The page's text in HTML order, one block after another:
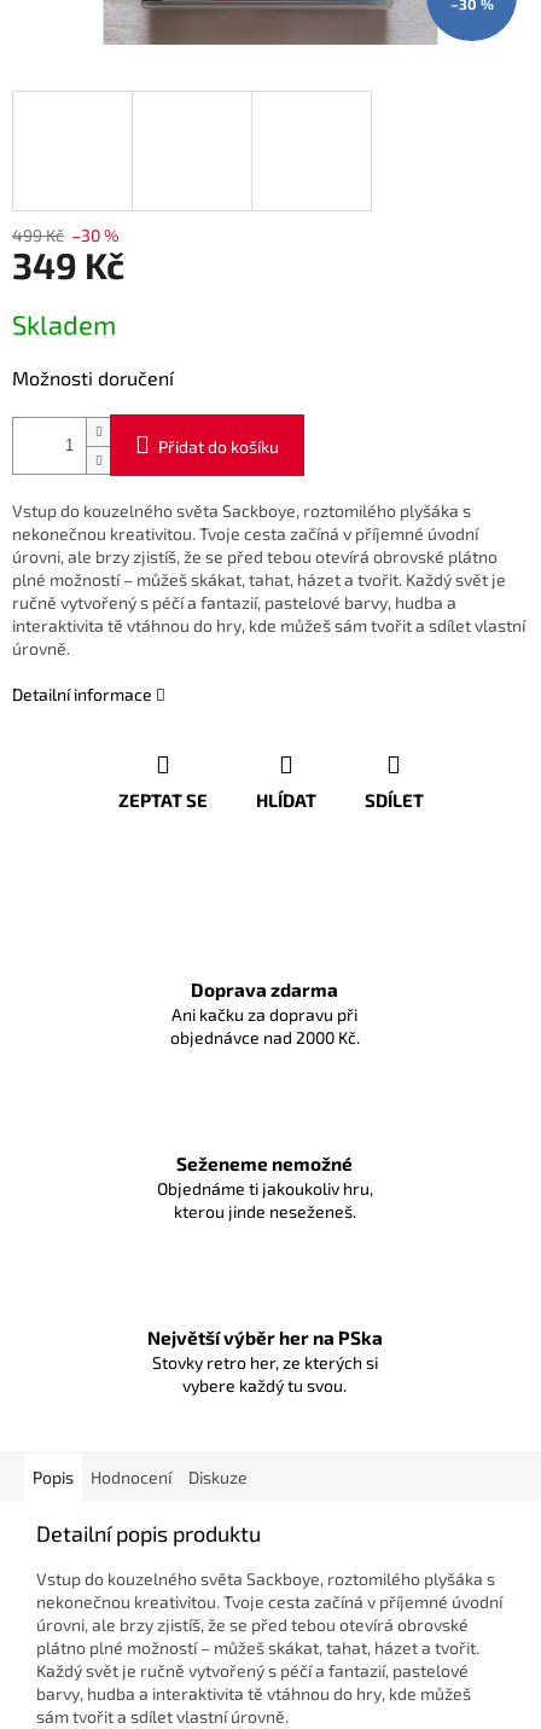
–30 %
499 Kč –30 %
349 Kč
cena:
Skladem
Možnosti doručení
Přidat do košíku
Vstup do kouzelného světa Sackboye, roztomilého plyšáka s
nekonečnou kreativitou. Tvoje cesta začíná v příjemné úvodní
úrovni, ale brzy zjistíš, že se před tebou otevírá obrovské plátno
plné možností – můžeš skákat, tahat, házet a tvořit. Každý svět je
ručně vytvořený s péčí a fantazií, pastelové barvy, hudba a
interaktivita tě vtáhnou do hry, kde můžeš sám tvořit a sdílet vlastní
úrovně.
Detailní informace
ZEPTAT SE HLÍDAT SDÍLET
Doprava zdarma
Ani kačku za dopravu při
objednávce nad 2000 Kč.
Seženeme nemožné
Objednáme ti jakoukoliv hru,
kterou jinde neseženeš.
Největší výběr her na PSka
Stovky retro her, ze kterých si
vybere každý tu svou.
Popis Hodnocení Diskuze
Detailní popis produktu
Vstup do kouzelného světa Sackboye, roztomilého plyšáka s
nekonečnou kreativitou. Tvoje cesta začíná v příjemné úvodní
úrovni, ale brzy zjistíš, že se před tebou otevírá obrovské
plátno plné možností – můžeš skákat, tahat, házet a tvořit.
Každý svět je ručně vytvořený s péčí a fantazií, pastelové
barvy, hudba a interaktivita tě vtáhnou do hry, kde můžeš
sám tvořit a sdílet vlastní úrovně.